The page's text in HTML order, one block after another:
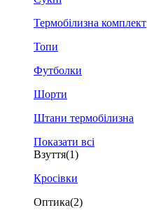
Термобілизна комплект
Топи
Футболки
Шорти
Штани термобілизна
Показати всі
Взуття(1)
Кросівки
Оптика(2)